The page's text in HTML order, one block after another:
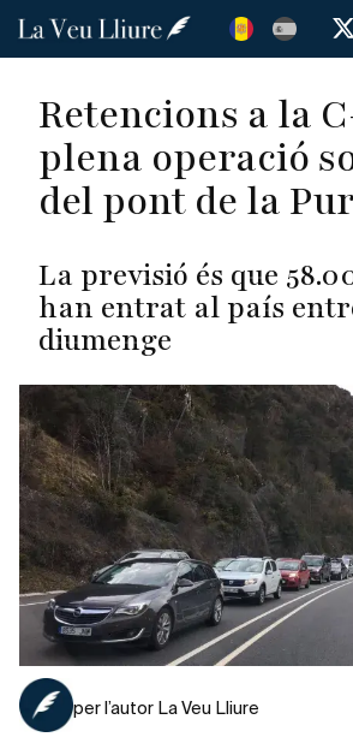
Vés
Retencions a la
plena operació
del pont de la
La previsió és que
han entrat al país
diumenge
per l’autor La Veu Lliure